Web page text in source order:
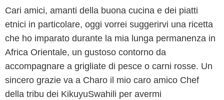
Cari amici, amanti della buona cucina e dei piatti
etnici in particolare, oggi vorrei suggerirvi una ricetta
che ho imparato durante la mia lunga permanenza in
Africa Orientale, un gustoso contorno da
accompagnare a grigliate di pesce o carni rosse. Un
sincero grazie va a Charo il mio caro amico Chef
della tribu dei KikuyuSwahili per avermi